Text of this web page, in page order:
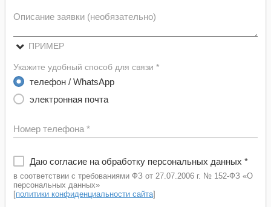
Описание заявки (необязательно)
ПРИМЕР
Укажите удобный способ для связи *
телефон / WhatsApp
электронная почта
Номер телефона *
Даю согласие на обработку персональных данных *
в соответствии с требованиями ФЗ от 27.07.2006 г. № 152-ФЗ «О
персональных данных»
[политики конфиденциальности сайта]